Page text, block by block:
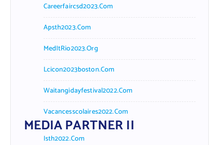
Careerfaircsd2023.com
Apsth2023.com
MedItRio2023.org
Lcicon2023boston.com
Waitangidayfestival2022.com
Vacancesscolaires2022.com
MEDIA PARTNER II
Isth2022.com